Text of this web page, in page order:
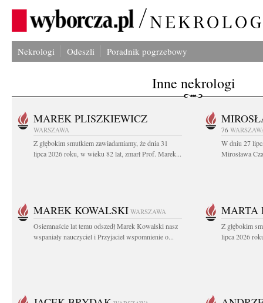
Nekrologi Odeszli Poradnik pogrzebowy
Inne nekrologi
MAREK PLISZKIEWICZ
WARSZAWA
Z głębokim smutkiem zawiadamiamy, że dnia 31
lipca 2026 roku, w wieku 82 lat, zmarł Prof. Marek...
76
W dniu 27
Mirosława
MAREK KOWALSKI WARSZAWA
Osiemnaście lat temu odszedł Marek Kowalski nasz
wspaniały nauczyciel i Przyjaciel wspomnienie o...
MARTA
Z głębokim
lipca 2026